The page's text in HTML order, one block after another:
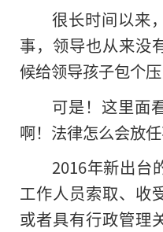
很长时间以来
事，领导也从来没
候给领导孩子包个
可是！这里面
啊！法律怎么会放任
2016年新出
工作人员索取、收
或者具有行政管理